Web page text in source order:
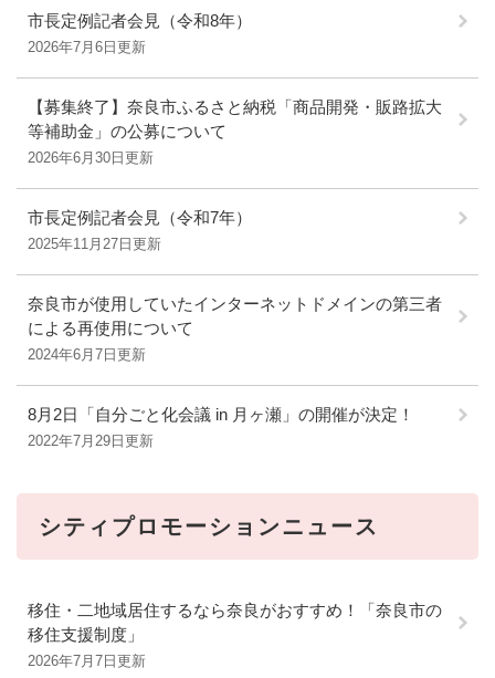
市長定例記者会見（令和8年）
2026年7月6日更新
【募集終了】奈良市ふるさと納税「商品開発・販路拡大
等補助金」の公募について
2026年6月30日更新
市長定例記者会見（令和7年）
2025年11月27日更新
奈良市が使用していたインターネットドメインの第三者
による再使用について
2024年6月7日更新
8月2日「自分ごと化会議 in 月ヶ瀬」の開催が決定！
2022年7月29日更新
シティプロモーションニュース
移住・二地域居住するなら奈良がおすすめ！「奈良市の
移住支援制度」
2026年7月7日更新